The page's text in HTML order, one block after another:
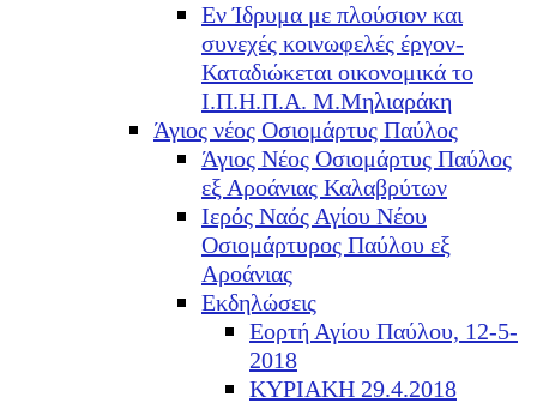
Εν Ίδρυμα με πλούσιον και
συνεχές κοινωφελές έργον-
Καταδιώκεται οικονομικά το
Ι.Π.Η.Π.Α. Μ.Μηλιαράκη
Άγιος νέος Οσιομάρτυς Παύλος
Άγιος Νέος Οσιομάρτυς Παύλος
εξ Αροάνιας Καλαβρύτων
Ιερός Ναός Αγίου Νέου
Οσιομάρτυρος Παύλου εξ
Αροάνιας
Εκδηλώσεις
Εορτή Αγίου Παύλου, 12-5-
2018
ΚΥΡΙΑΚΗ 29.4.2018